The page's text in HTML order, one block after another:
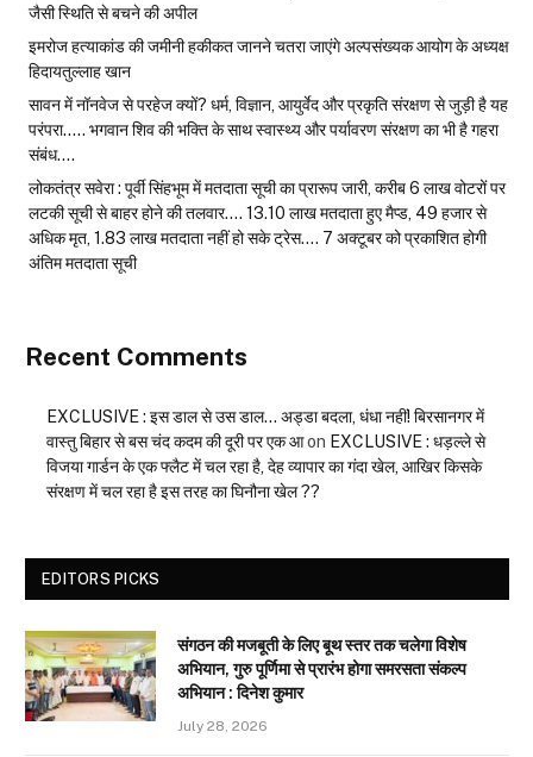
जैसी स्थिति से बचने की अपील
इमरोज हत्याकांड की जमीनी हकीकत जानने चतरा जाएंगे अल्पसंख्यक आयोग के अध्यक्ष
हिदायतुल्लाह खान
सावन में नॉनवेज से परहेज क्यों? धर्म, विज्ञान, आयुर्वेद और प्रकृति संरक्षण से जुड़ी है यह
परंपरा….. भगवान शिव की भक्ति के साथ स्वास्थ्य और पर्यावरण संरक्षण का भी है गहरा
संबंध….
लोकतंत्र सवेरा : पूर्वी सिंहभूम में मतदाता सूची का प्रारूप जारी, करीब 6 लाख वोटरों पर
लटकी सूची से बाहर होने की तलवार…. 13.10 लाख मतदाता हुए मैप्ड, 49 हजार से
अधिक मृत, 1.83 लाख मतदाता नहीं हो सके ट्रेस…. 7 अक्टूबर को प्रकाशित होगी
अंतिम मतदाता सूची
Recent Comments
EXCLUSIVE : इस डाल से उस डाल… अड्डा बदला, धंधा नहीं! बिरसानगर में
वास्तु बिहार से बस चंद कदम की दूरी पर एक आon EXCLUSIVE : धड़ल्ले से
विजया गार्डन के एक फ्लैट में चल रहा है, देह व्यापार का गंदा खेल, आखिर किसके
संरक्षण में चल रहा है इस तरह का घिनौना खेल ??
EDITORS PICKS
संगठन की मजबूती के लिए बूथ स्तर तक चलेगा विशेष
अभियान, गुरु पूर्णिमा से प्रारंभ होगा समरसता संकल्प
अभियान : दिनेश कुमार
July 28, 2026